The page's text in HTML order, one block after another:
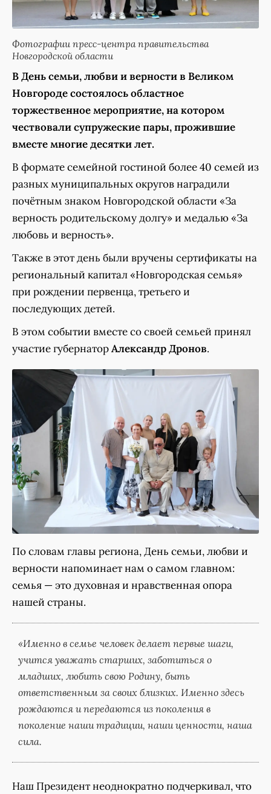
Фотографии пресс-центра правительства
Новгородской области
В День семьи, любви и верности в Великом
Новгороде состоялось областное
торжественное мероприятие, на котором
чествовали супружеские пары, прожившие
вместе многие десятки лет.
В формате семейной гостиной более 40 семей из
разных муниципальных округов наградили
почётным знаком Новгородской области «За
верность родительскому долгу» и медалью «За
любовь и верность».
Также в этот день были вручены сертификаты на
региональный капитал «Новгородская семья»
при рождении первенца, третьего и
последующих детей.
В этом событии вместе со своей семьей принял
участие губернаторАлександр Дронов.
По словам главы региона, День семьи, любви и
верности напоминает нам о самом главном:
семья — это духовная и нравственная опора
нашей страны.
«Именно в семье человек делает первые шаги,
учится уважать старших, заботиться о
младших, любить свою Родину, быть
ответственным за своих близких. Именно здесь
рождаются и передаются из поколения в
поколение наши традиции, наши ценности, наша
сила.
Наш Президент неоднократно подчеркивал, что